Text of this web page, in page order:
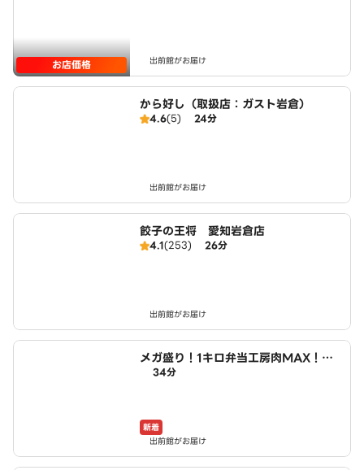
お店価格 出前館がお届け
から好し（取扱店：ガスト岩倉）
4.6(5) 24分
出前館がお届け
餃子の王将 愛知岩倉店
4.1(253) 26分
出前館がお届け
メガ盛り！1キロ弁当工房肉MAX！大
盛りからあげお弁当 小木西店
34分
新着
出前館がお届け